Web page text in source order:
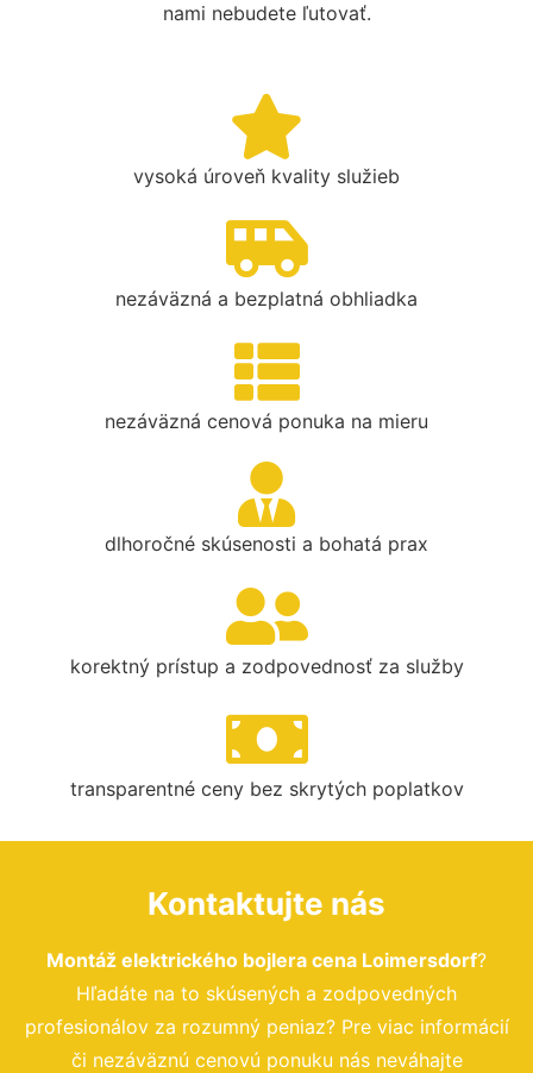
nami nebudete ľutovať.
vysoká úroveň kvality služieb
nezáväzná a bezplatná obhliadka
nezáväzná cenová ponuka na mieru
dlhoročné skúsenosti a bohatá prax
korektný prístup a zodpovednosť za služby
transparentné ceny bez skrytých poplatkov
Kontaktujte nás
Montáž elektrického bojlera cena Loimersdorf?
Hľadáte na to skúsených a zodpovedných
profesionálov za rozumný peniaz? Pre viac informácií
či nezáväznú cenovú ponuku nás neváhajte